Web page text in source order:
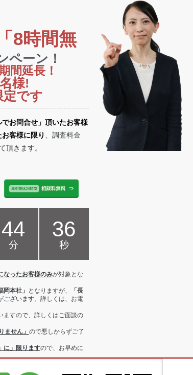
8時間無
ペーン！
間延長！
様!
定です
でお問合せ」頂いたお客様
客様に限り
、調査料金
頂きます。
44
分
35
秒
なったお客様のみが対象とな
岡本社」 となりますが、
「長
ございます。詳しくは、お電
ますので、詳しくはご面談の
ません」 ので悪しからずご了
に」限りますので、お早めに